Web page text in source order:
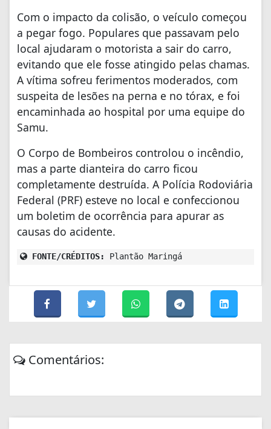
Com o impacto da colisão, o veículo começou
a pegar fogo. Populares que passavam pelo
local ajudaram o motorista a sair do carro,
evitando que ele fosse atingido pelas chamas.
A vítima sofreu ferimentos moderados, com
suspeita de lesões na perna e no tórax, e foi
encaminhada ao hospital por uma equipe do
Samu.
O Corpo de Bombeiros controlou o incêndio,
mas a parte dianteira do carro ficou
completamente destruída. A Polícia Rodoviária
Federal (PRF) esteve no local e confeccionou
um boletim de ocorrência para apurar as
causas do acidente.
FONTE/CRÉDITOS: Plantão Maringá
Comentários: